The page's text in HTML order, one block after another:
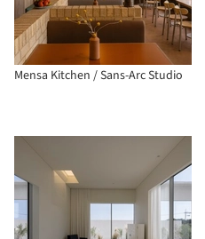
Mensa Kitchen / Sans-Arc Studio